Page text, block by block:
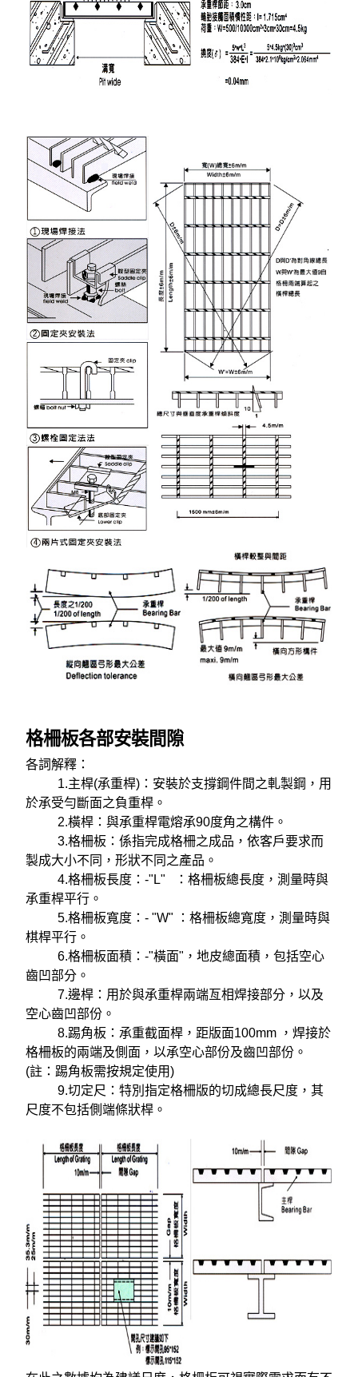
格柵板各部安裝間隙
各詞解釋：
1.主桿(承重桿)：安裝於支撐鋼件間之軋製鋼，用
於承受勻斷面之負重桿。
2.橫桿：與承重桿電熔承90度角之構件。
3.格柵板：係指完成格柵之成品，依客戶要求而
製成大小不同，形狀不同之產品。
4.格柵板長度：-"L" ：格柵板總長度，測量時與
承重桿平行。
5.格柵板寬度：- "W" ：格柵板總寬度，測量時與
棋桿平行。
6.格柵板面積：-"橫面"，地皮總面積，包括空心
齒凹部分。
7.邊桿：用於與承重桿兩端亙相焊接部分，以及
空心齒凹部份。
8.踢角板：承重截面桿，距版面100mm ，焊接於
格柵板的兩端及側面，以承空心部份及齒凹部份。
(註：踢角板需按規定使用)
9.切定尺：特別指定格柵版的切成總長尺度，其
尺度不包括側端條狀桿。